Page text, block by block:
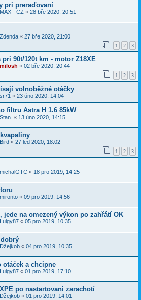
pri preraďovaní
MAX - CZ « 28 bře 2020, 20:51
Zdenda « 27 bře 2020, 21:00
1 2 3
90t/120t km - motor Z18XE
milosh « 02 bře 2020, 20:44
1 2 3
volnoběžné otáčky
sr71 « 23 úno 2020, 14:04
filtru Astra H 1.6 85kW
Stan. « 13 úno 2020, 14:15
Bird « 27 led 2020, 18:02
1 2 3
michalGTC « 18 pro 2019, 14:25
mironto « 09 pro 2019, 14:56
jede na omezený výkon po zahřátí OK
Luigy87 « 05 pro 2019, 10:35
Džejkob « 04 pro 2019, 10:35
otáček a chcipne
Luigy87 « 01 pro 2019, 17:10
po nastartovani zarachotí
Džejkob « 01 pro 2019, 14:01